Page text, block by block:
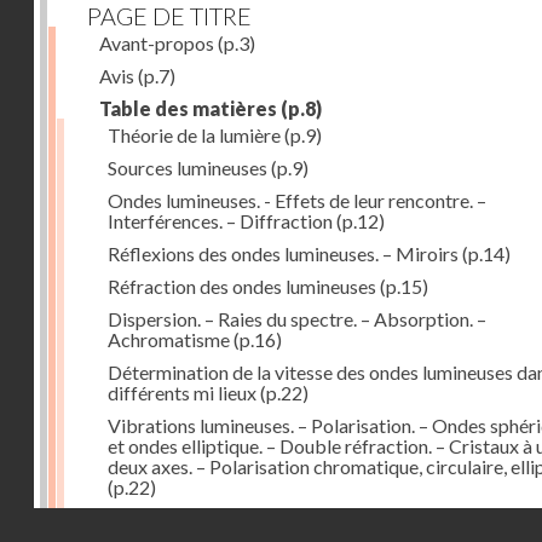
PAGE DE TITRE
Avant-propos (p.3)
Avis (p.7)
Table des matières (p.8)
Théorie de la lumière(p.9)
Sources lumineuses (p.9)
Ondes lumineuses. - Effets de leur rencontre. –
Interférences. – Diffraction(p.12)
Réflexions des ondes lumineuses. – Miroirs (p.14)
Réfraction des ondes lumineuses (p.15)
Dispersion. – Raies du spectre. – Absorption. –
Achromatisme(p.16)
Détermination de la vitesse des ondes lumineuses
différents mi lieux(p.22)
Vibrations lumineuses. – Polarisation. – Ondes
et ondes elliptique. – Double réfraction. – Cristaux à
deux axes. – Polarisation chromatique, circulaire,
(p.22)